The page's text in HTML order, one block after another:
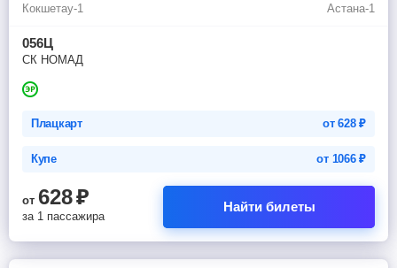
Кокшетау-1
Астана-1
056Ц
СК НОМАД
Плацкарт от628₽
Купе от 1066₽
от 628₽
за 1 пассажира
Найти билеты